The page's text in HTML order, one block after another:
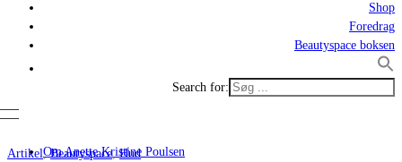
Shop
Foredrag
Beautyspace boksen
Search for:
Om Anette Kristine Poulsen
Artikel,Beautyspace,Hud